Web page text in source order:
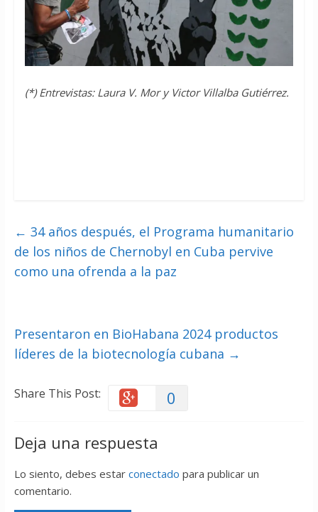
(*) Entrevistas: Laura V. Mor y Victor Villalba Gutiérrez.
← 34 años después, el Programa humanitario
de los niños de Chernobyl en Cuba pervive
como una ofrenda a la paz
Presentaron en BioHabana 2024 productos
líderes de la biotecnología cubana →
Share This Post: 0
Deja una respuesta
Lo siento, debes estar conectado para publicar un
comentario.